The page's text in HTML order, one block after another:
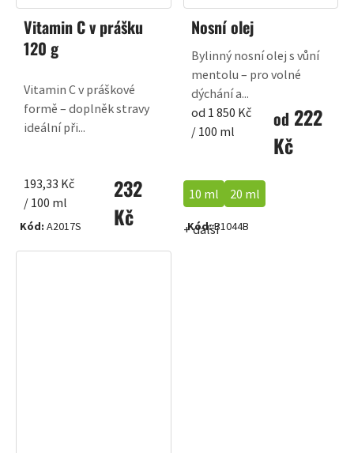
Vitamin C v prášku
120 g
232
Kč
Měrná
cena:
193,33 Kč
/ 100 ml
Vitamin C v práškové
formě – doplněk stravy
ideální při...
Kód: A2017S
Nosní olej
od 222
Kč
Měrná
cena:
od 1 850 Kč
/ 100 ml
Bylinný nosní olej s vůní
mentolu – pro volné
dýchání a...
10 ml 20 ml
+ další
Kód:B1044B